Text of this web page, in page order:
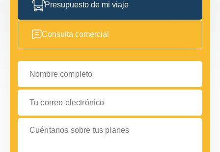
Presupuesto de mi viaje
Consulta comercial
Nombre completo
Tu correo electrónico
Cuéntanos sobre tus planes